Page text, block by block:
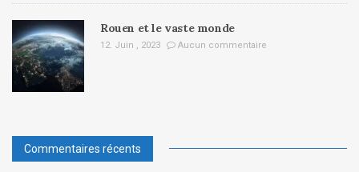
Rouen et le vaste monde
12. Juin , 2023 Aucun commentaire
Commentaires récents